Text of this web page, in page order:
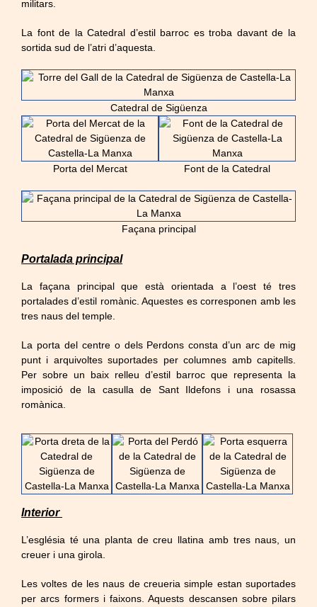
militars.
La font de la Catedral d’estil barroc es troba davant de la
sortida sud de l’atri d’aquesta.
Catedral de Sigüenza
Porta del Mercat Font de la Catedral
Façana principal
Portalada principal
La façana principal que està orientada a l’oest té tres
portalades d’estil romànic. Aquestes es corresponen amb les
tres naus del temple.
La porta del centre o dels Perdons consta d’un arc de mig
punt i arquivoltes suportades per columnes amb capitells.
Per sobre un baix relleu d’estil barroc que representa la
imposició de la casulla de Sant Ildefons i una rosassa
romànica.
Interior
L’església té una planta de creu llatina amb tres naus, un
creuer i una girola.
Les voltes de les naus de creueria simple estan suportades
per arcs formers i faixons. Aquests descansen sobre pilars